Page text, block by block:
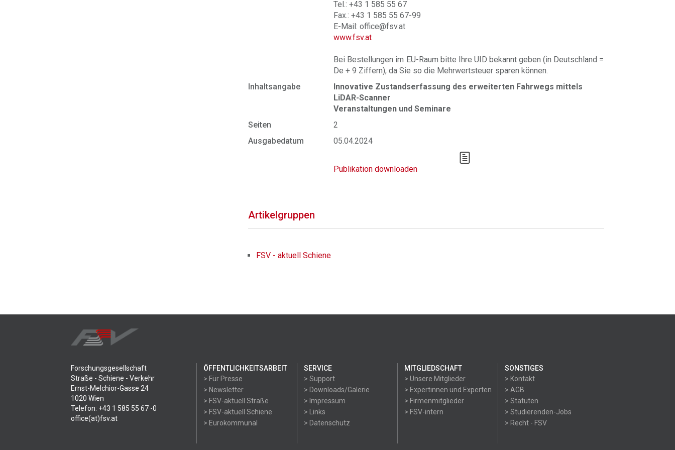
Tel.: +43 1 585 55 67
Fax.: +43 1 585 55 67-99
E-Mail: office@fsv.at
www.fsv.at
Bei Bestellungen im EU-Raum bitte Ihre UID bekannt geben (in Deutschland =
De + 9 Ziffern), da Sie so die Mehrwertsteuer sparen können.
Inhaltsangabe
Innovative Zustandserfassung des erweiterten Fahrwegs mittels
LiDAR-Scanner
Veranstaltungen und Seminare
Seiten
2
Ausgabedatum
05.04.2024
Publikation downloaden
Artikelgruppen
FSV - aktuell Schiene
Forschungsgesellschaft
Straße - Schiene - Verkehr
Ernst-Melchior-Gasse 24
1020 Wien
Telefon: +43 1 585 55 67 -0
office(at)fsv.at
ÖFFENTLICHKEITSARBEIT
> Für Presse
> Newsletter
> FSV-aktuell Straße
> FSV-aktuell Schiene
> Eurokommunal
SERVICE
> Support
> Downloads/Galerie
> Impressum
> Links
> Datenschutz
MITGLIEDSCHAFT
> Unsere Mitglieder
> Expertinnen und Experten
> Firmenmitglieder
> FSV-intern
SONSTIGES
> Kontakt
> AGB
> Statuten
> Studierenden-Jobs
> Recht - FSV